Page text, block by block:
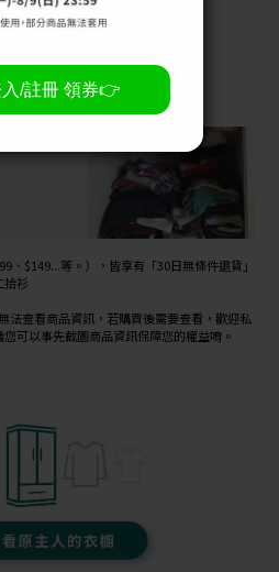
肩寬 胸圍
、$149...等。），皆享有「30日無條件退貨」
拾衫
法查看商品資訊，若購買後需要查看，歡迎私
可以事先截圖商品資訊保障您的權益唷。